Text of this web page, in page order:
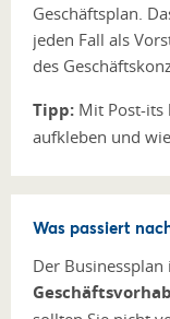
Geschäftsplan.
jeden Fall als
des
Tipp: Mit Post-its
aufkleben und
Was passiert
Der